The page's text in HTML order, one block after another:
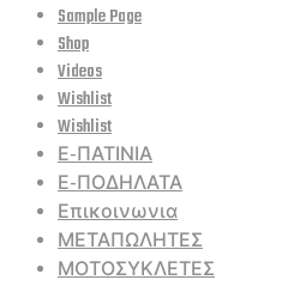
Sample Page
Shop
Videos
Wishlist
Wishlist
Ε-ΠΑΤΙΝΙΑ
Ε-ΠΟΔΗΛΑΤΑ
Επικοινωνια
ΜΕΤΑΠΩΛΗΤΕΣ
ΜΟΤΟΣΥΚΛΕΤΕΣ